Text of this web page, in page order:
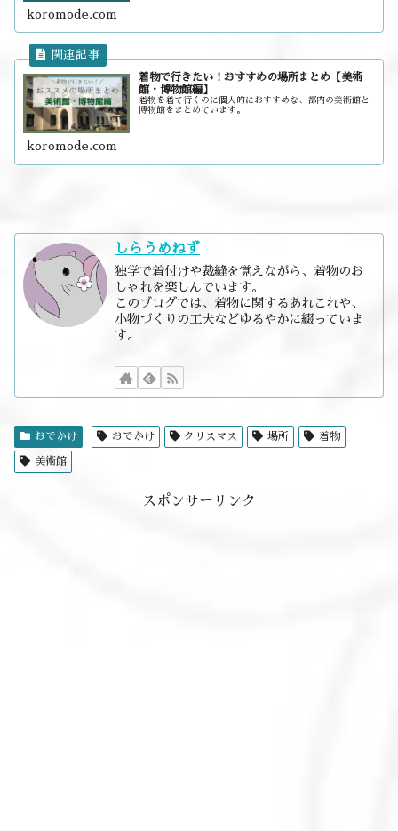
koromode.com
着物で行きたい！おすすめの場所まとめ【美術
館・博物館編】
着物を着て行くのに個人的におすすめな、都内の美術館と
博物館をまとめています。
koromode.com
しらうめねず
独学で着付けや裁縫を覚えながら、着物のお
しゃれを楽しんでいます。
このブログでは、着物に関するあれこれや、
小物づくりの工夫などゆるやかに綴っていま
す。
おでかけ おでかけ クリスマス 場所 着物
美術館
スポンサーリンク